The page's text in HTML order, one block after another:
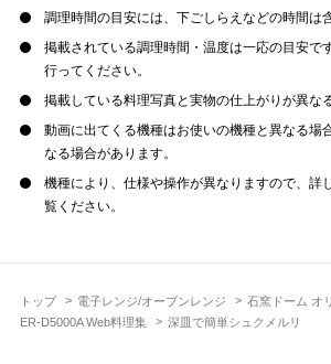
トップ 電子レンジ/オーブンレンジ
石窯ドーム オ
ER-D5000A Web料理集
深皿で簡単シュクメルリ
調理時間の目安には、下ごしらえなどの時間は
掲載されている調理時間・温度は一応の目安で
行ってください。
掲載している料理写真と実物の仕上がりが異な
動画に出てくる機種はお使いの機種と異なる場
なる場合があります。
機種により、仕様や操作が異なりますので、詳
覧ください。